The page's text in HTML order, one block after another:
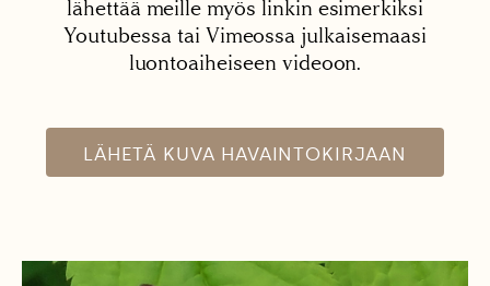
lähettää meille myös linkin esimerkiksi
Youtubessa tai Vimeossa julkaisemaasi
luontoaiheiseen videoon.
LÄHETÄ KUVA HAVAINTOKIRJAAN